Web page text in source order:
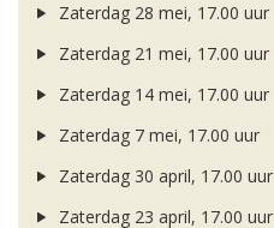
Zaterdag 28 mei, 17.00 uur
Zaterdag 21 mei, 17.00 uur
Zaterdag 14 mei, 17.00 uur
Zaterdag 7 mei, 17.00 uur
Zaterdag 30 april, 17.00 uur
Zaterdag 23 april, 17.00 uur